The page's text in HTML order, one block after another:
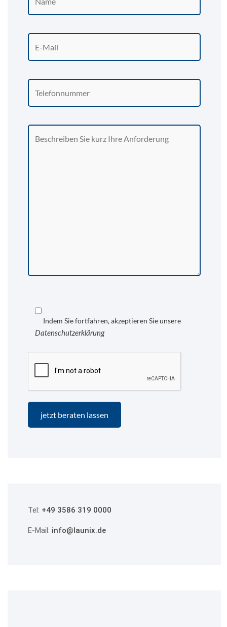
Indem Sie fortfahren, akzeptieren Sie unsere
Datenschutzerklärung
Tel: +49 3586 319 0000
E-Mail: info@launix.de